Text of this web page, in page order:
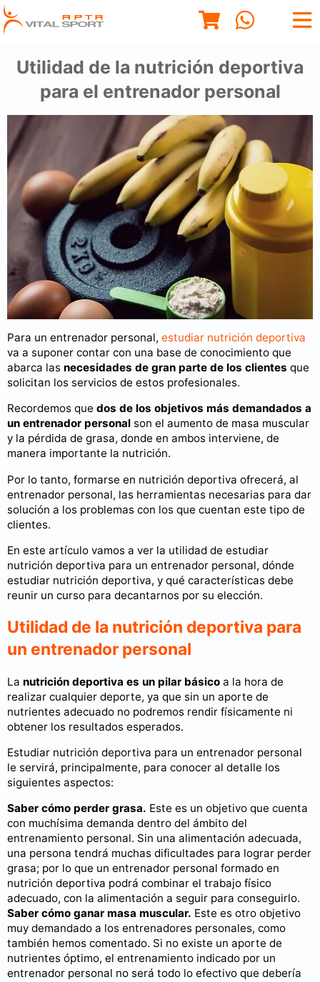
Utilidad de la nutrición deportiva
para el entrenador personal
Para un entrenador personal, estudiar nutrición deportiva
va a suponer contar con una base de conocimiento que
abarca las necesidades de gran parte de los clientes que
solicitan los servicios de estos profesionales.
Recordemos que dos de los objetivos más demandados a
un entrenador personal son el aumento de masa muscular
y la pérdida de grasa, donde en ambos interviene, de
manera importante la nutrición.
Por lo tanto, formarse en nutrición deportiva ofrecerá, al
entrenador personal, las herramientas necesarias para dar
solución a los problemas con los que cuentan este tipo de
clientes.
En este artículo vamos a ver la utilidad de estudiar
nutrición deportiva para un entrenador personal, dónde
estudiar nutrición deportiva, y qué características debe
reunir un curso para decantarnos por su elección.
Utilidad de la nutrición deportiva para
un entrenador personal
La nutrición deportiva es un pilar básico a la hora de
realizar cualquier deporte, ya que sin un aporte de
nutrientes adecuado no podremos rendir físicamente ni
obtener los resultados esperados.
Estudiar nutrición deportiva para un entrenador personal
le servirá, principalmente, para conocer al detalle los
siguientes aspectos:
Saber cómo perder grasa. Este es un objetivo que cuenta
con muchísima demanda dentro del ámbito del
entrenamiento personal. Sin una alimentación adecuada,
una persona tendrá muchas dificultades para lograr perder
grasa; por lo que un entrenador personal formado en
nutrición deportiva podrá combinar el trabajo físico
adecuado, con la alimentación a seguir para conseguirlo.
Saber cómo ganar masa muscular. Este es otro objetivo
muy demandado a los entrenadores personales, como
también hemos comentado. Si no existe un aporte de
nutrientes óptimo, el entrenamiento indicado por un
entrenador personal no será todo lo efectivo que debería